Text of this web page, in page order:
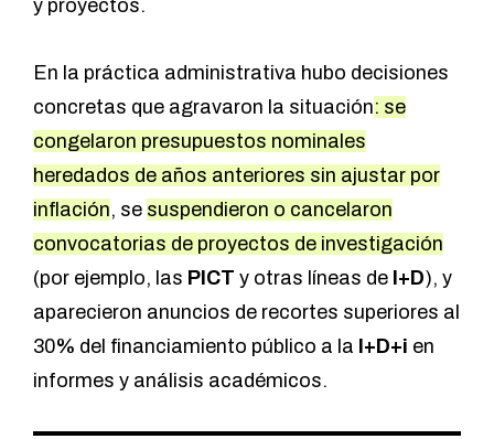
y proyectos.
En la práctica administrativa hubo decisiones
concretas que agravaron la situación: se
congelaron presupuestos nominales
heredados de años anteriores sin ajustar por
inflación, se suspendieron o cancelaron
convocatorias de proyectos de investigación
(por ejemplo, las PICT y otras líneas de I+D), y
aparecieron anuncios de recortes superiores al
30% del financiamiento público a la I+D+i en
informes y análisis académicos.